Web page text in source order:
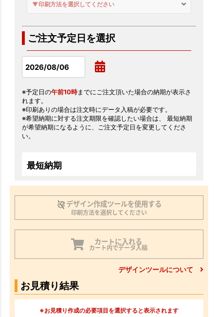
▼印刷方法を選択してください
ご注文予定日を選択
※予定日の午前10時までにご注文頂いた場合の納期が表示さ
れます。
※印刷ありの場合は注文時にデータ入稿が必要です。
※希望納期に対する注文期限を確認したい場合は、 最短納期
が希望納期になるように、ご注文予定日を変更してくださ
い。
最短納期
デザイン作成ツールを使用する
印刷方法を選択してください
カートに入れる
カート内でデータ入稿
デザインツールについて
お見積り結果
※お見積り作成の必要項目を選択すると表示されます